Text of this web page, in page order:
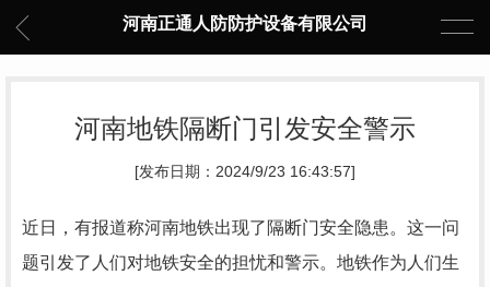
河南正通人防防护设备有限公司
河南地铁隔断门引发安全警示
[发布日期：2024/9/23 16:43:57]
近日，有报道称河南地铁出现了隔断门安全隐患。这一问
题引发了人们对地铁安全的担忧和警示。地铁作为人们生